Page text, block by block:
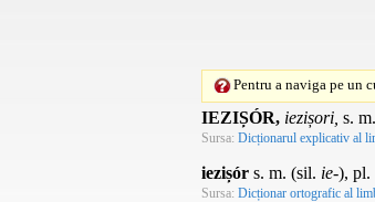
Pentru a naviga pe un
IEZIȘÓR, iezișori, s. m.
Sursa: Dicționarul explicativ al
iezișór s. m. (sil. ie-), pl.
Sursa: Dicționar ortografic al